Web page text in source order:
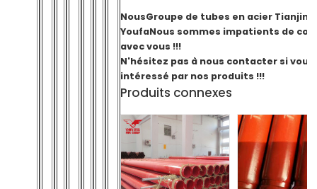
NousGroupe de tubes en acier Tianjin
YoufaNous sommes impatients de
avec vous !!!
N'hésitez pas à nous contacter si
intéressé par nos produits !!!
Produits connexes